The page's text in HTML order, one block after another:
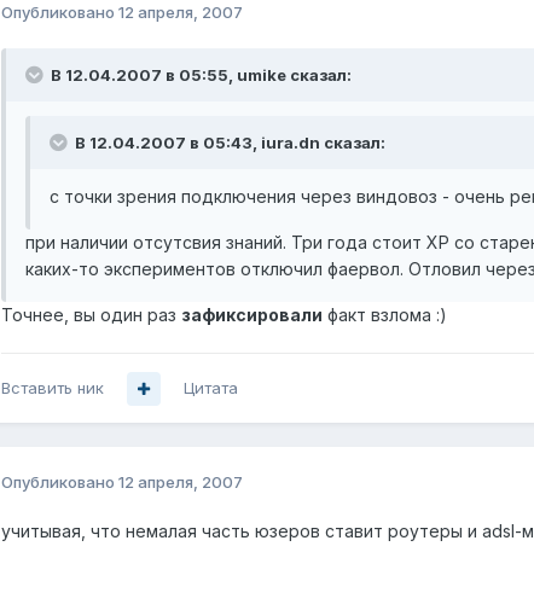
Опубликовано 12 апреля, 2007
В 12.04.2007 в 05:55, umike сказал:
В 12.04.2007 в 05:43, iura.dn сказал:
с точки зрения подключения через виндовоз - очень
при наличии отсутсвия знаний. Три года стоит XP со
каких-то экспериментов отключил фаервол. Отловил
Точнее, вы один раз зафиксировали факт взлома :)
Вставить ник Цитата
Опубликовано 12 апреля, 2007
учитывая, что немалая часть юзеров ставит роутеры и